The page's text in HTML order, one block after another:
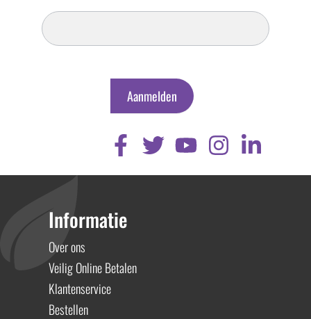
Inschrijven
Nieuwsbrief
Aanmelden
Informatie
Over ons
Veilig Online Betalen
Klantenservice
Bestellen